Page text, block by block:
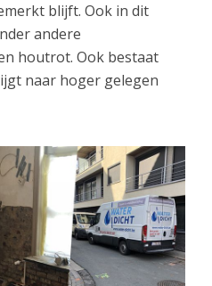
blijft. Ook in dit
andere
houtrot. Ook bestaat
naar hoger gelegen